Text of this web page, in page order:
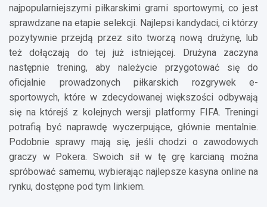
najpopularniejszymi piłkarskimi grami sportowymi, co jest
sprawdzane na etapie selekcji. Najlepsi kandydaci, ci którzy
pozytywnie przejdą przez sito tworzą nową drużynę, lub
też dołączają do tej już istniejącej. Drużyna zaczyna
następnie trening, aby należycie przygotować się do
oficjalnie prowadzonych piłkarskich rozgrywek e-
sportowych, które w zdecydowanej większości odbywają
się na którejś z kolejnych wersji platformy FIFA. Treningi
potrafią być naprawdę wyczerpujące, głównie mentalnie.
Podobnie sprawy mają się, jeśli chodzi o zawodowych
graczy w Pokera. Swoich sił w tę grę karcianą można
spróbować samemu, wybierając najlepsze kasyna online na
rynku, dostępne pod tym linkiem.